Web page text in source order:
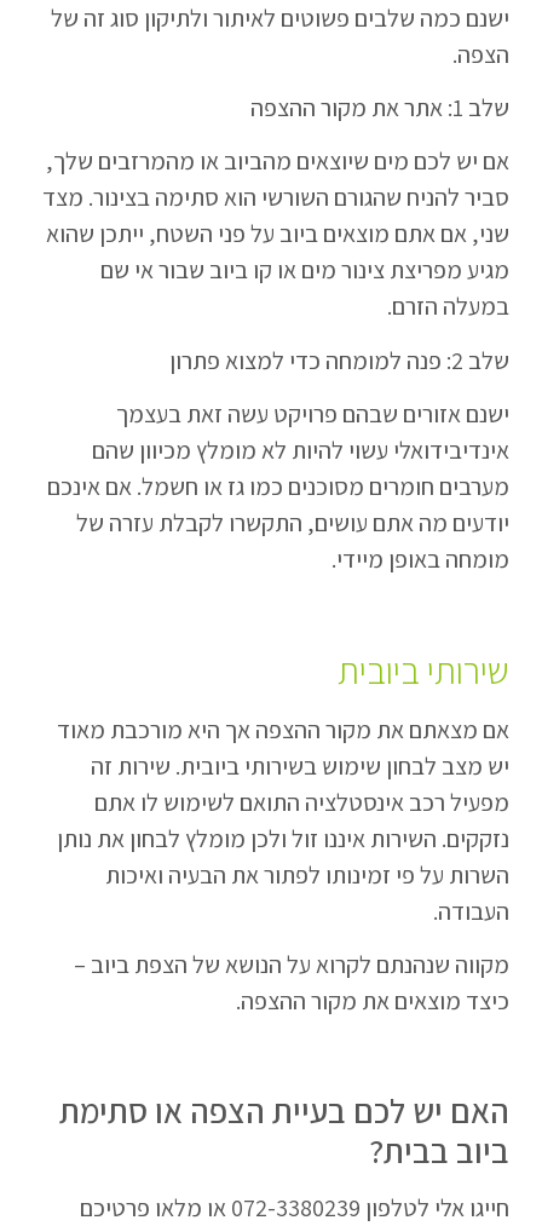
ישנם כמה שלבים פשוטים לאיתור ולתיקון סוג זה של
הצפה.
שלב 1: אתר את מקור ההצפה
אם יש לכם מים שיוצאים מהביוב או מהמרזבים שלך,
סביר להניח שהגורם השורשי הוא סתימה בצינור. מצד
שני, אם אתם מוצאים ביוב על פני השטח, ייתכן שהוא
מגיע מפריצת צינור מים או קו ביוב שבור אי שם
במעלה הזרם.
שלב 2: פנה למומחה כדי למצוא פתרון
ישנם אזורים שבהם פרויקט עשה זאת בעצמך
אינדיבידואלי עשוי להיות לא מומלץ מכיוון שהם
מערבים חומרים מסוכנים כמו גז או חשמל. אם אינכם
יודעים מה אתם עושים, התקשרו לקבלת עזרה של
מומחה באופן מיידי.
שירותי ביובית
אם מצאתם את מקור ההצפה אך היא מורכבת מאוד
יש מצב לבחון שימוש בשירותי ביובית. שירות זה
מפעיל רכב אינסטלציה התואם לשימוש לו אתם
נזקקים. השירות איננו זול ולכן מומלץ לבחון את נותן
השרות על פי זמינותו לפתור את הבעיה ואיכות
העבודה.
מקווה שנהנתם לקרוא על הנושא של הצפת ביוב –
כיצד מוצאים את מקור ההצפה.
האם יש לכם בעיית הצפה או סתימת
ביוב בבית?
חייגו אלי לטלפון 072-3380239 או מלאו פרטיכם